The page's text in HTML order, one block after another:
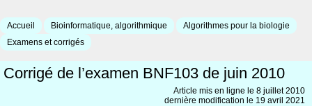
Accueil Bioinformatique, algorithmique
Algorithmes pour la biologie
Examens et corrigés
Corrigé de l’examen BNF103 de juin 2010
Article mis en ligne le 8 juillet 2010
dernière modification le 19 avril 2021